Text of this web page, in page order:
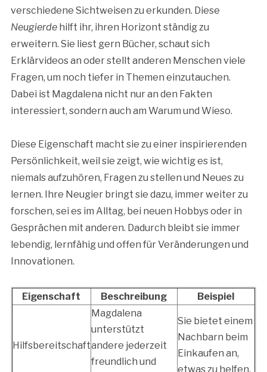
verschiedene Sichtweisen zu erkunden. Diese
Neugierdehilft ihr, ihren Horizont ständig zu
erweitern. Sie liest gern Bücher, schaut sich
Erklärvideos an oder stellt anderen Menschen viele
Fragen, um noch tiefer in Themen einzutauchen.
Dabei ist Magdalena nicht nur an den Fakten
interessiert, sondern auch am Warum und Wieso.
Diese Eigenschaft macht sie zu einer inspirierenden
Persönlichkeit, weil sie zeigt, wie wichtig es ist,
niemals aufzuhören, Fragen zu stellen und Neues zu
lernen. Ihre Neugier bringt sie dazu, immer weiter zu
forschen, sei es im Alltag, bei neuen Hobbys oder in
Gesprächen mit anderen. Dadurch bleibt sie immer
lebendig, lernfähig und offen für Veränderungen und
Innovationen.
Eigenschaft Beschreibung Beispiel
Hilfsbereitschaft
Magdalena
unterstützt
andere jederzeit
freundlich und
Sie bietet einem
Nachbarn beim
Einkaufen an,
etwas zu helfen.